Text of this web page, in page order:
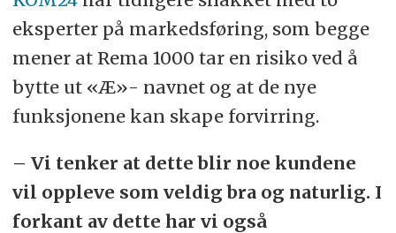
eksperter på markedsføring, som begge
mener at Rema 1000 tar en risiko ved å
bytte ut «Æ»- navnet og at de nye
funksjonene kan skape forvirring.
– Vi tenker at dette blir noe kundene
vil oppleve som veldig bra og naturlig. I
forkant av dette har vi også